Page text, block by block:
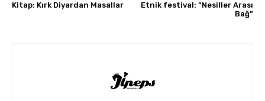
Kitap: Kırk Diyardan Masallar
Etnik festival: “Nesiller Arası
Bağ”